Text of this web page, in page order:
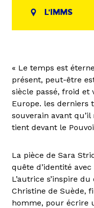
L'IMMS
« Le temps est
présent, peut-être
siècle passé, froid et
Europe. les derniers
souverain avant qu’il
tient devant le
La pièce de Sara
quête d’identité
L’autrice s’inspire
Christine de Suède,
homme, pour écrire